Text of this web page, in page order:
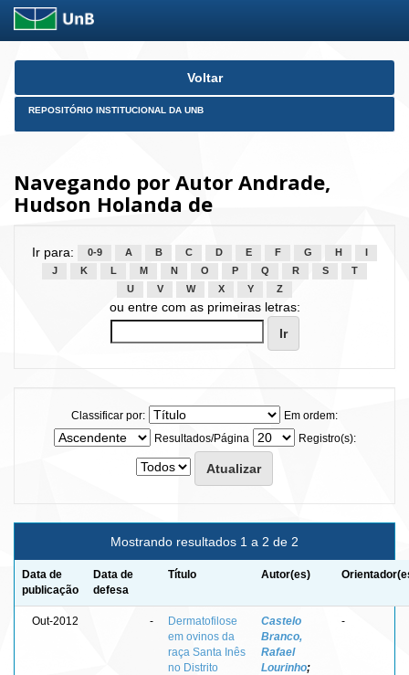
Skip
Voltar
REPOSITÓRIO INSTITUCIONAL DA UNB
Navegando por Autor Andrade,
Hudson Holanda de
Ir para: 0-9 A B C D E F G H
J
K L M N O P Q R S
T
U
V W X Y Z
ou entre com as primeiras letras:
Classificar por:
Em ordem:
Resultados/Página
Registro(s):
Mostrando resultados 1 a 2 de 2
Data de
publicação
Data de
defesa
Título Autor(es)
Out-2012 -
Dermatofilose
em ovinos da
raça Santa Inês
no Distrito
Castelo
Branco,
Rafael
Lourinho;
-